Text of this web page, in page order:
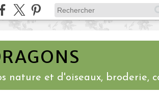
nature et d'oiseaux, broderie,